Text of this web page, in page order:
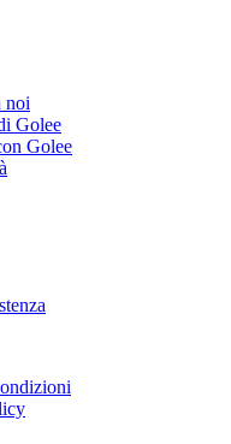
noi
Golee
Golee